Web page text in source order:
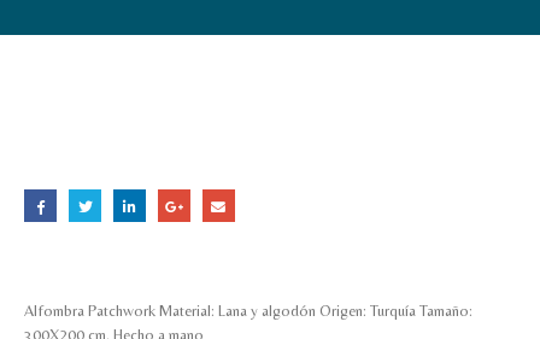
Alfombra Patchwork Material: Lana y algodón Origen: Turquía Tamaño:
300X200 cm. Hecho a mano